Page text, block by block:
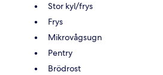
Stor kyl/frys
Frys
Mikrovågsugn
Pentry
Brödrost